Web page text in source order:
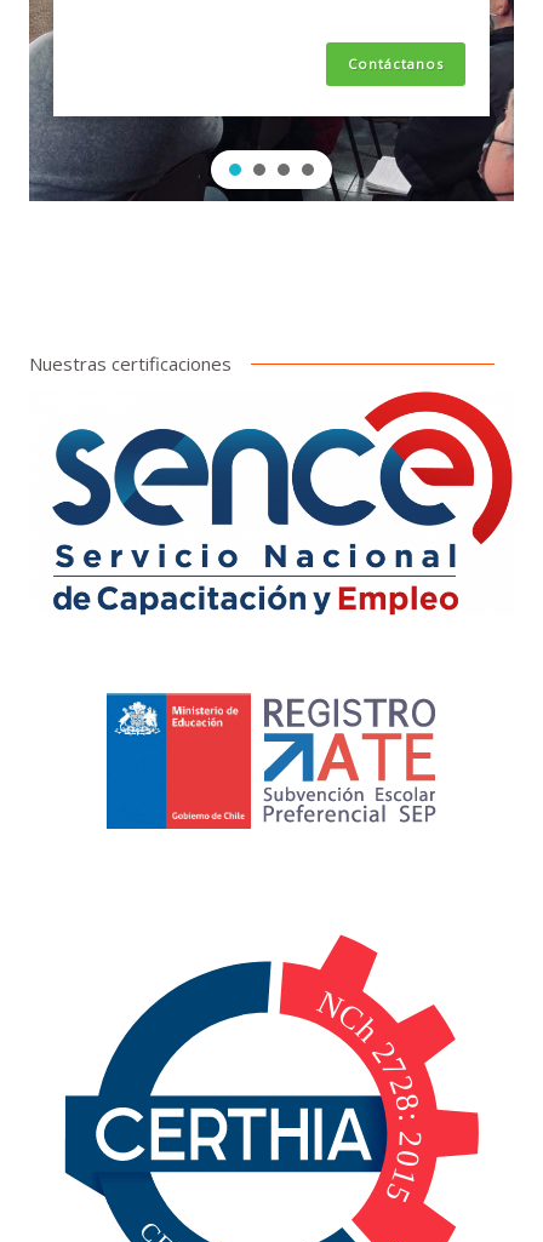
Contáctanos
Nuestras certificaciones